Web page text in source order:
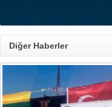
Diğer Haberler